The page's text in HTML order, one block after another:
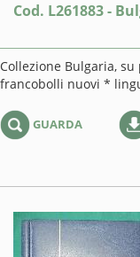
Cod. L261883 -
Collezione Bulgaria,
francobolli nuovi *
GUARDA